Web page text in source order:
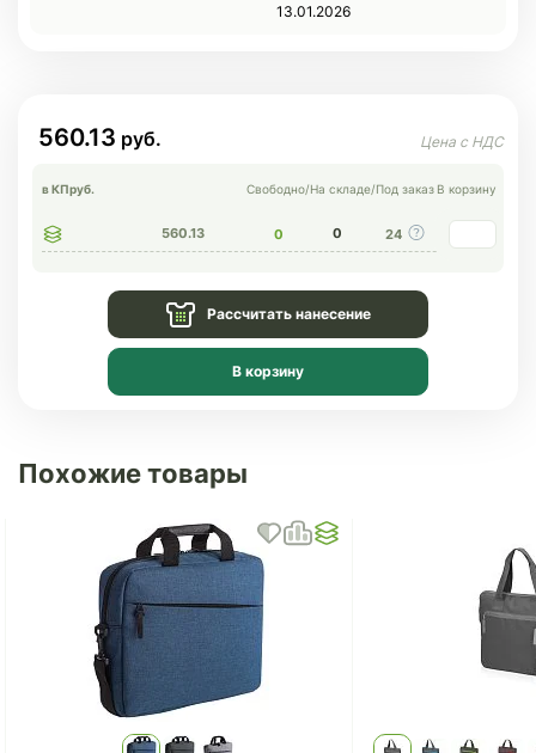
13.01.2026
560.13
в КПруб. Свободно/На складе/Под заказ В корзину
560.13 0 0 24
Рассчитать нанесение
В корзину
Похожие товары